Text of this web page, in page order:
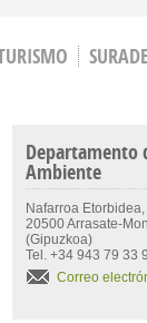
Departamento
Ambiente
Nafarroa Etorbidea,
20500 Arrasate-
(Gipuzkoa)
Tel. +34 943 79 33
Correo